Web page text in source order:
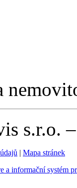
s.r.o.
| Mapa stránek
a informační systém